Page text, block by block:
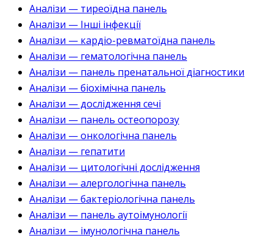
Аналізи — тиреоїдна панель
Аналізи — Інші інфекції
Аналізи — кардіо-ревматоїдна панель
Аналізи — гематологічна панель
Аналізи — панель пренатальної діагностики
Аналізи — біохімічна панель
Аналізи — дослідження сечі
Аналізи — панель остеопорозу
Аналізи — онкологічна панель
Аналізи — гепатити
Аналізи — цитологічні дослідження
Аналізи — алергологічна панель
Аналізи — бактеріологічна панель
Аналізи — панель аутоімунології
Аналізи — імунологічна панель